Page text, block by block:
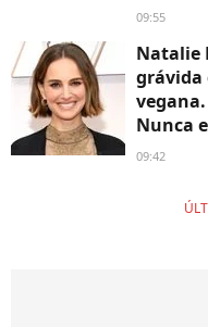
09:55
Natalie
grávida
Nunca
09:42